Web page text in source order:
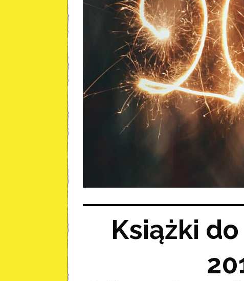
Książki